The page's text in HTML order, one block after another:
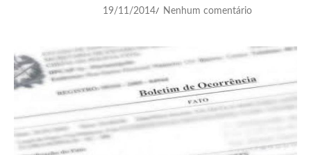
19/11/2014/ Nenhum comentário